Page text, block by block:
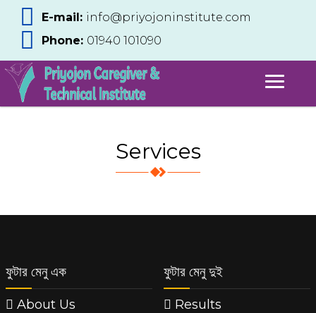
E-mail: info@priyojoninstitute.com
Phone: ‪01940 101090
Services
ফুটার মেনু এক
About Us
ফুটার মেনু দুই
Results